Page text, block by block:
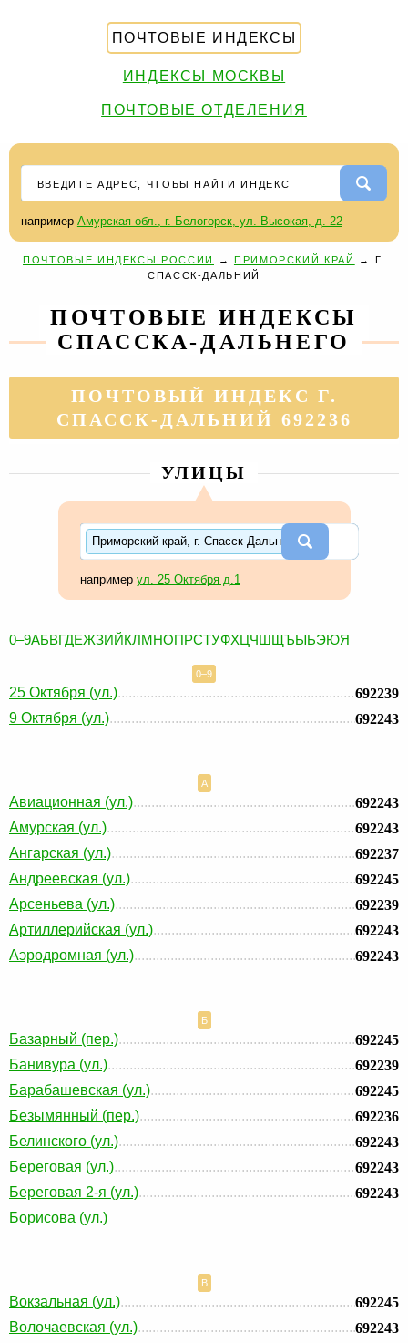
ПОЧТОВЫЕ ИНДЕКСЫ
ИНДЕКСЫ МОСКВЫ
ПОЧТОВЫЕ ОТДЕЛЕНИЯ
например Амурская обл., г. Белогорск, ул. Высокая, д. 22
ПОЧТОВЫЕ ИНДЕКСЫ РОССИИ → ПРИМОРСКИЙ КРАЙ → Г.
СПАССК-ДАЛЬНИЙ
ПОЧТОВЫЕ ИНДЕКСЫ
СПАССКА-ДАЛЬНЕГО
ПОЧТОВЫЙ ИНДЕКС Г.
СПАССК-ДАЛЬНИЙ 692236
УЛИЦЫ
Приморский край, г. Спасск-Дальний
например ул. 25 Октября д.1
0–9АБВГДЕЖЗИЙКЛМНОПРСТУФХЦЧШЩЪЫЬЭЮЯ
0–9
25 Октября (ул.)
692239
9 Октября (ул.)
692243
А
Авиационная (ул.)
692243
Амурская (ул.)
692243
Ангарская (ул.)
692237
Андреевская (ул.)
692245
Арсеньева (ул.)
692239
Артиллерийская (ул.)
692243
Аэродромная (ул.)
692243
Б
Базарный (пер.)
692245
Банивура (ул.)
692239
Барабашевская (ул.)
692245
Безымянный (пер.)
692236
Белинского (ул.)
692243
Береговая (ул.)
692243
Береговая 2-я (ул.)
692243
Борисова (ул.)
В
Вокзальная (ул.)
692245
Волочаевская (ул.)
692243